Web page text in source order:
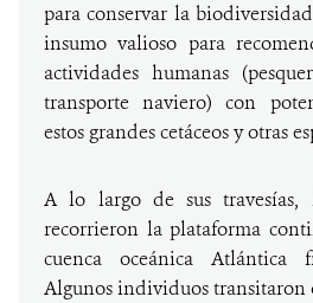
para conservar la
insumo valioso para
actividades humanas
transporte naviero) con
estos grandes cetáceos y otras
A lo largo de sus travesías,
recorrieron la plataforma
cuenca oceánica Atlántica
Algunos individuos transitaron